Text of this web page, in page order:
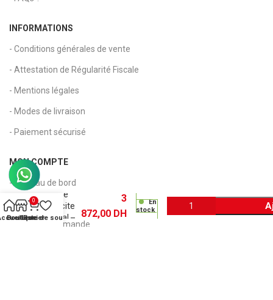
INFORMATIONS
- Conditions générales de vente
- Attestation de Régularité Fiscale
- Mentions légales
- Modes de livraison
- Paiement sécurisé
MON COMPTE
- Tableau de bord
- Mon compte
- Suivi de commande
Cartouche
Hp 122XL
Grande
Capacite
Original –
3
872,00 DH
En
stock
Boutique
0
Panier
Liste de souhaits